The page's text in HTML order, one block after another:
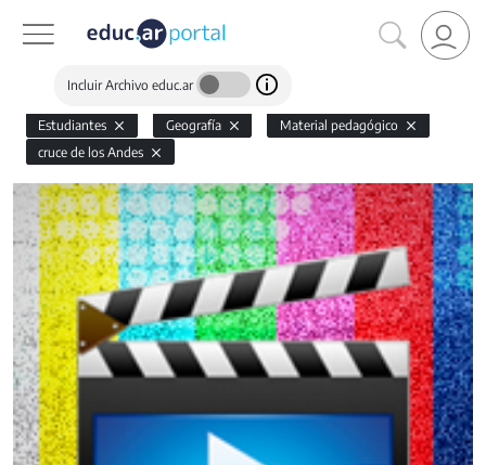
Incluir Archivo educ.ar
Estudiantes Geografía
Material pedagógico
cruce de los Andes